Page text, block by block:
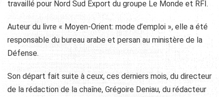
travaillé pour Nord Sud Export du groupe Le Monde et RFI.
Auteur du livre « Moyen-Orient: mode d’emploi », elle a été
responsable du bureau arabe et persan au ministère de la
Défense.
Son départ fait suite à ceux, ces derniers mois, du directeur
de la rédaction de la chaîne, Grégoire Deniau, du rédacteur